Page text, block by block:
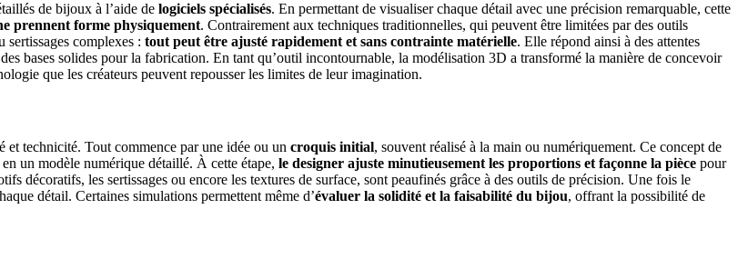
de bijoux à l’aide de logiciels spécialisés. En permettant de visualiser chaque détail avec une précision remarquable, cette
prennent forme physiquement. Contrairement aux techniques traditionnelles, qui peuvent être limitées par des outils
complexes : tout peut être ajusté rapidement et sans contrainte matérielle. Elle répond ainsi à des attentes
bases solides pour la fabrication. En tant qu’outil incontournable, la modélisation 3D a transformé la manière de concevoir
que les créateurs peuvent repousser les limites de leur imagination.
technicité. Tout commence par une idée ou un croquis initial, souvent réalisé à la main ou numériquement. Ce concept de
un modèle numérique détaillé. À cette étape, le designer ajuste minutieusement les proportions et façonne la pièce pour
décoratifs, les sertissages ou encore les textures de surface, sont peaufinés grâce à des outils de précision. Une fois le
détail. Certaines simulations permettent même d’évaluer la solidité et la faisabilité du bijou, offrant la possibilité de